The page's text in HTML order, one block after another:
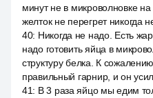
минут не в микроволновке
желток не перегрет никогда
40: Никогда не надо. Есть
надо готовить яйца в
структуру белка. К
правильный гарнир, и он
41: В 3 раза яйцо мы едим